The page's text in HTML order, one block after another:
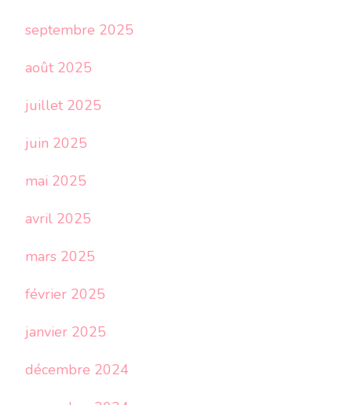
septembre 2025
août 2025
juillet 2025
juin 2025
mai 2025
avril 2025
mars 2025
février 2025
janvier 2025
décembre 2024